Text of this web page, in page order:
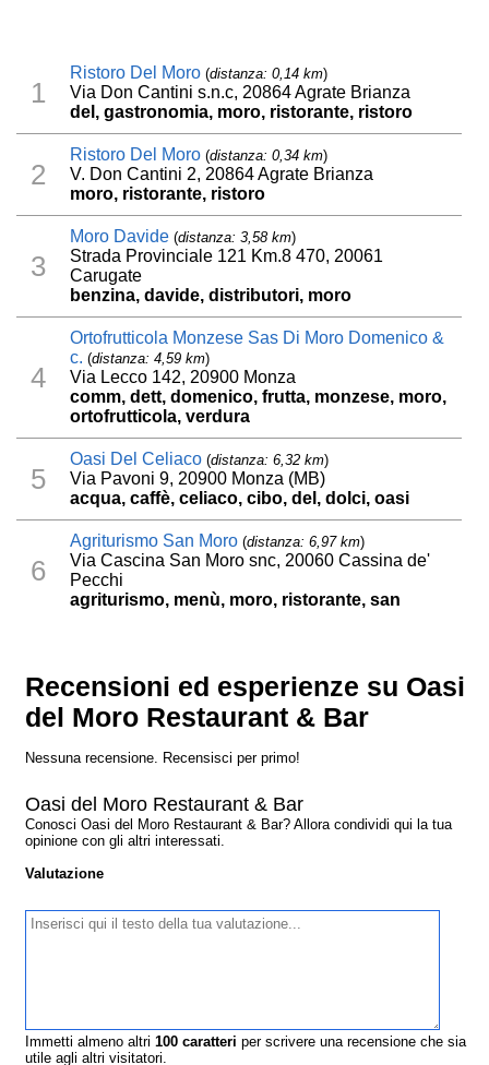
1
Ristoro Del Moro (distanza: 0,14 km)
Via Don Cantini s.n.c, 20864 Agrate Brianza
del, gastronomia, moro, ristorante, ristoro
2
Ristoro Del Moro (distanza: 0,34 km)
V. Don Cantini 2, 20864 Agrate Brianza
moro, ristorante, ristoro
3
Moro Davide (distanza: 3,58 km)
Strada Provinciale 121 Km.8 470, 20061
Carugate
benzina, davide, distributori, moro
4
Ortofrutticola Monzese Sas Di Moro Domenico &
c. (distanza: 4,59 km)
Via Lecco 142, 20900 Monza
comm, dett, domenico, frutta, monzese, moro,
ortofrutticola, verdura
5
Oasi Del Celiaco (distanza: 6,32 km)
Via Pavoni 9, 20900 Monza (MB)
acqua, caffè, celiaco, cibo, del, dolci, oasi
6
Agriturismo San Moro (distanza: 6,97 km)
Via Cascina San Moro snc, 20060 Cassina de'
Pecchi
agriturismo, menù, moro, ristorante, san
Recensioni ed esperienze su Oasi
del Moro Restaurant & Bar
Nessuna recensione. Recensisci per primo!
Oasi del Moro Restaurant & Bar
Conosci Oasi del Moro Restaurant & Bar? Allora condividi qui la tua
opinione con gli altri interessati.
Valutazione
Immetti almeno altri100 caratteri per scrivere una recensione che sia
utile agli altri visitatori.